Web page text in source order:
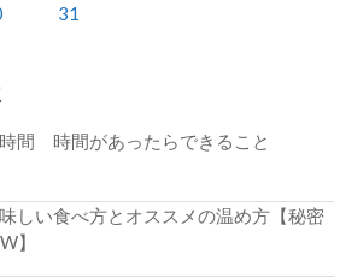
31
間 時間があったらできること
しい食べ方とオススメの温め方【秘密
】